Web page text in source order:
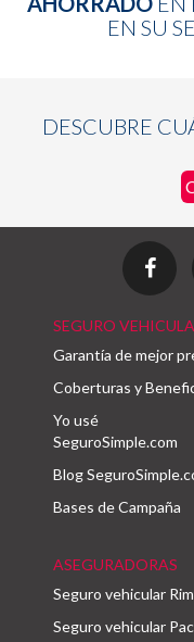
EN SU
DESCUBRE
SEGURO
Garantía de mejor
Coberturas y
Yo usé
SeguroSimple.com
Blog
Bases de Campaña
ASEGURADORAS
Seguro vehicular
Seguro vehicular